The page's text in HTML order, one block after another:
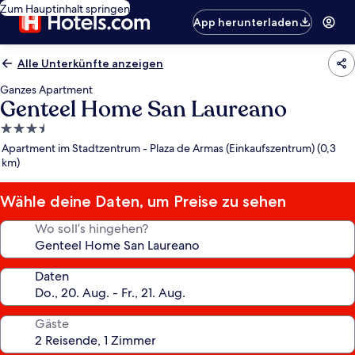
Zum Hauptinhalt springen
App herunterladen
Alle Unterkünfte anzeigen
Ganzes Apartment
Genteel Home San Laureano
3.5-
Sterne-
Unterkunft
Apartment im Stadtzentrum - Plaza de Armas (Einkaufszentrum) (0,3
km)
Wähle deine Daten, um Preise zu sehen
Wo soll’s hingehen?
Daten
Gäste